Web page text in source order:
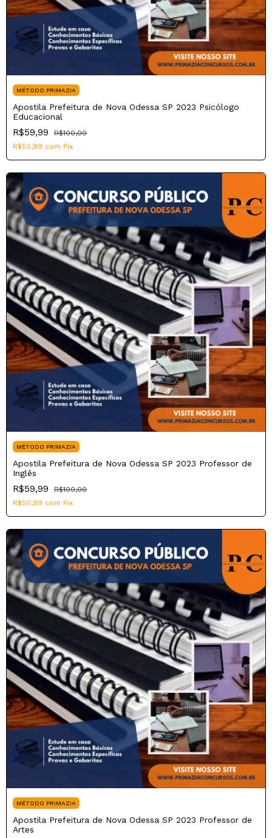
MÉTODO PRIMAZIA
Apostila Prefeitura de Nova Odessa SP 2023 Psicólogo
Educacional
R$59,99
R$100,00
R$50,99 com Pix
MÉTODO PRIMAZIA
Apostila Prefeitura de Nova Odessa SP 2023 Professor de
Inglês
R$59,99
R$100,00
R$50,99 com Pix
MÉTODO PRIMAZIA
Apostila Prefeitura de Nova Odessa SP 2023 Professor de
Artes